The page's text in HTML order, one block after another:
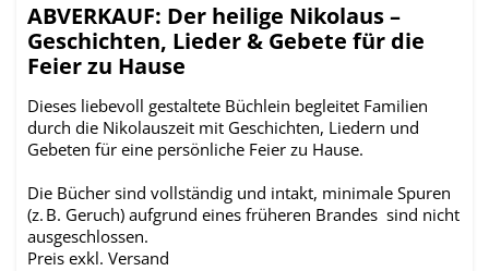
ABVERKAUF: Der heilige Nikolaus –
Geschichten, Lieder & Gebete für die
Feier zu Hause
Dieses liebevoll gestaltete Büchlein begleitet Familien
durch die Nikolauszeit mit Geschichten, Liedern und
Gebeten für eine persönliche Feier zu Hause.
Die Bücher sind vollständig und intakt, minimale Spuren
(z. B. Geruch) aufgrund eines früheren Brandes sind nicht
ausgeschlossen.
Preis exkl. Versand